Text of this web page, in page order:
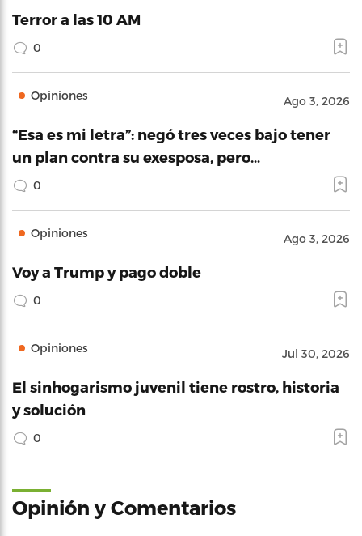
Terror a las 10 AM
0
Opiniones Ago 3, 2026
“Esa es mi letra”: negó tres veces bajo tener
un plan contra su exesposa, pero…
0
Opiniones Ago 3, 2026
Voy a Trump y pago doble
0
Opiniones Jul 30, 2026
El sinhogarismo juvenil tiene rostro, historia
y solución
0
Opinión y Comentarios